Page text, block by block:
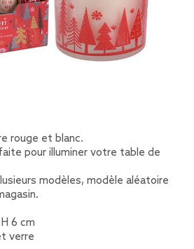
rouge et blanc.
pour illuminer votre table de
modèles, modèle aléatoire
6 cm
verre